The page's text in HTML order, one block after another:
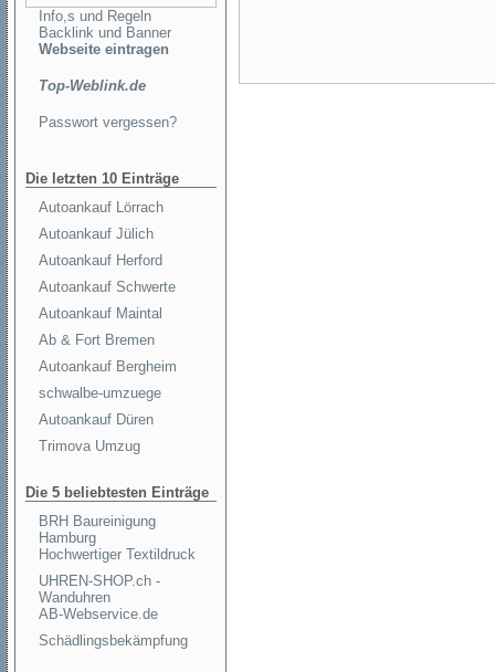
Info,s und Regeln
Backlink und Banner
Webseite eintragen
Top-Weblink.de
Passwort vergessen?
Die letzten 10 Einträge
Autoankauf Lörrach
Autoankauf Jülich
Autoankauf Herford
Autoankauf Schwerte
Autoankauf Maintal
Ab & Fort Bremen
Autoankauf Bergheim
schwalbe-umzuege
Autoankauf Düren
Trimova Umzug
Die 5 beliebtesten Einträge
BRH Baureinigung
Hamburg
Hochwertiger Textildruck
UHREN-SHOP.ch -
Wanduhren
AB-Webservice.de
Schädlingsbekämpfung